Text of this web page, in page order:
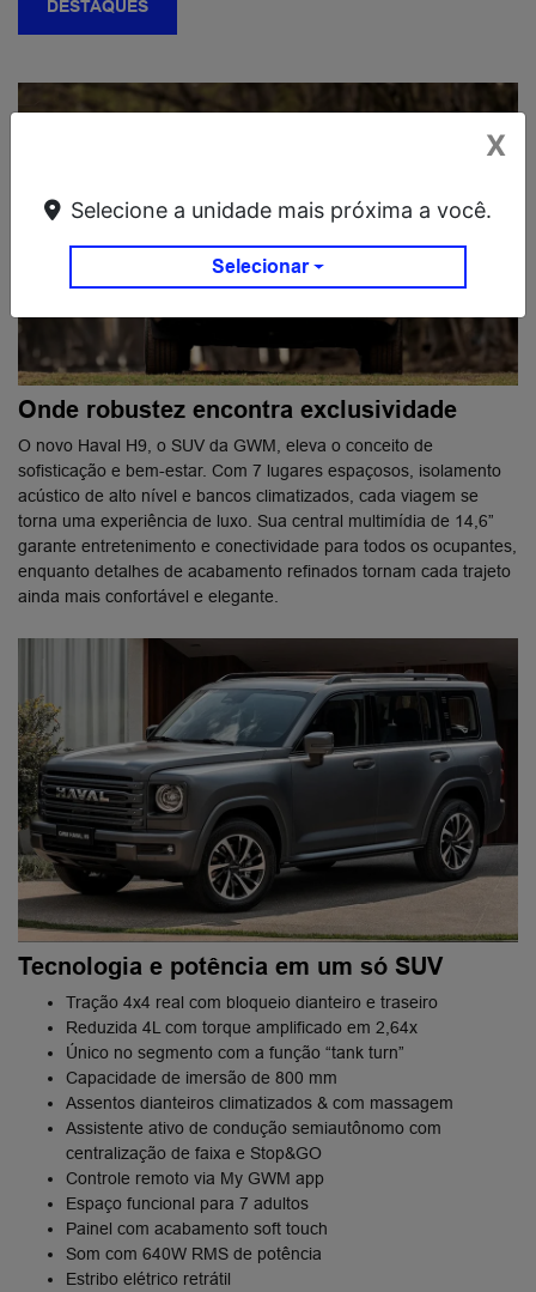
DESTAQUES
Onde robustez encontra exclusividade
O novo Haval H9, o SUV da GWM, eleva o conceito de
sofisticação e bem-estar. Com 7 lugares espaçosos, isolamento
acústico de alto nível e bancos climatizados, cada viagem se
torna uma experiência de luxo. Sua central multimídia de 14,6”
garante entretenimento e conectividade para todos os ocupantes,
enquanto detalhes de acabamento refinados tornam cada trajeto
ainda mais confortável e elegante.
Tecnologia e potência em um só SUV
Tração 4x4 real com bloqueio dianteiro e traseiro​
Reduzida 4L com torque​ amplificado em 2,64x​​
Único no segmento​ com a função “tank turn”
Capacidade de imersão de​ 800 mm
Assentos dianteiros​ climatizados & com​ massagem​
Assistente ativo de condução semiautônomo com
centralização de faixa e Stop&GO
Controle remoto​ via My GWM app​
Espaço funcional para 7 adultos​
Painel com acabamento soft touch​
Som com 640W RMS de potência
Estribo elétrico retrátil
X
Selecione a unidade mais próxima a você.
Selecionar